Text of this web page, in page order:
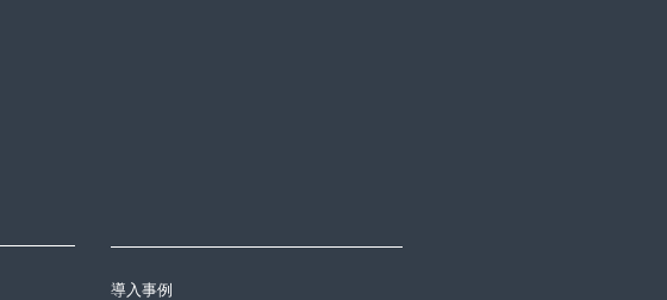
導入事例